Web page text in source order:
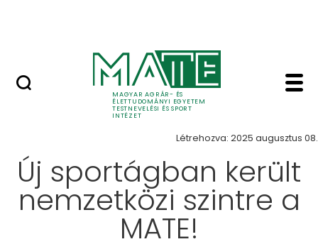
MAGYAR AGRÁR- ÉS
ÉLETTUDOMÁNYI EGYETEM
TESTNEVELÉSI ÉS SPORT
INTÉZET
Hír - Testnevelési és
Hírek
Létrehozva: 2025 augusztus 08.
Új sportágban került
nemzetközi szintre a
MATE!